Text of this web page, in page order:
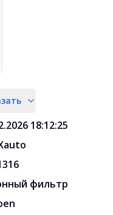
18:12:25
фильтр